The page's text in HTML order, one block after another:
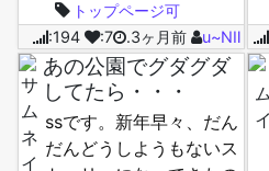
トップページ可
:194
:7 .3ヶ月前 u~NⅡ
あの公園でグダグダ
してたら・・・
ssです。新年早々、だん
だんどうしようもないス